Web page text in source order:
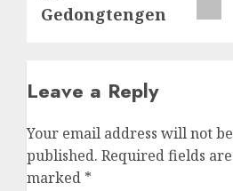
Gedongtengen
Leave a Reply
Your email address will not be
published. Required fields are
marked *